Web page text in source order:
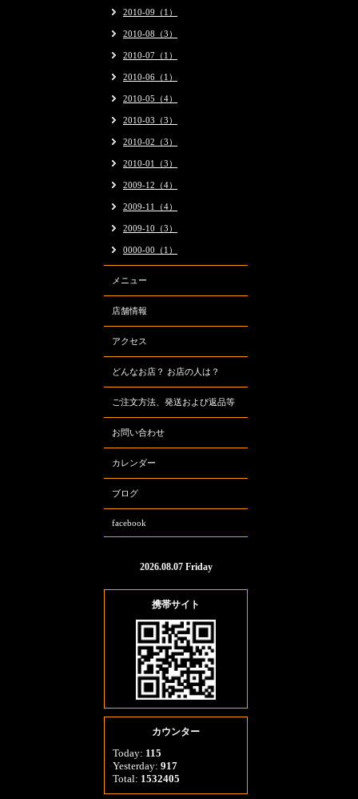
2010-09（1）
2010-08（3）
2010-07（1）
2010-06（1）
2010-05（4）
2010-03（3）
2010-02（3）
2010-01（3）
2009-12（4）
2009-11（4）
2009-10（3）
0000-00（1）
メニュー
店舗情報
アクセス
どんなお店？ お店の人は？
ご注文方法、発送および返品等
お問い合わせ
カレンダー
ブログ
facebook
2026.08.07 Friday
携帯サイト
カウンター
Today: 115
Yesterday: 917
Total: 1532405